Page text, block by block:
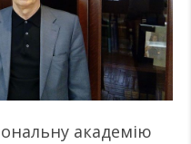
академію